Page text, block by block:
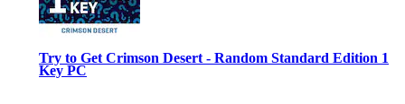
Try to Get Crimson Desert - Random Standard Edition 1
Key PC